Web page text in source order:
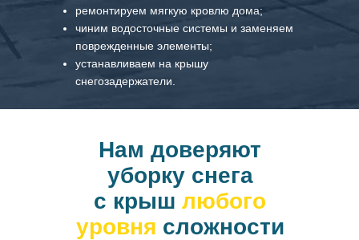
ремонтируем мягкую кровлю дома;
чиним водосточные системы и заменяем
поврежденные элементы;
устанавливаем на крышу
снегозадержатели.
Нам доверяют
уборку снега
с крыш любого
уровня сложности